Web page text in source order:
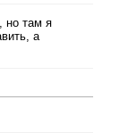
но там я
а